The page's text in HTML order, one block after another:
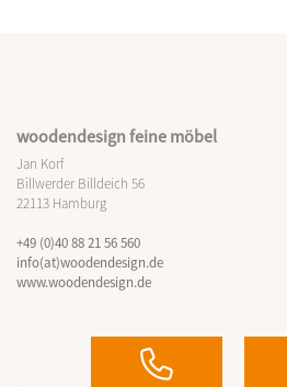
woodendesign feine möbel
Jan Korf
Billwerder Billdeich 56
22113 Hamburg
+49 (0)40 88 21 56 560
info(at)woodendesign.de
www.woodendesign.de